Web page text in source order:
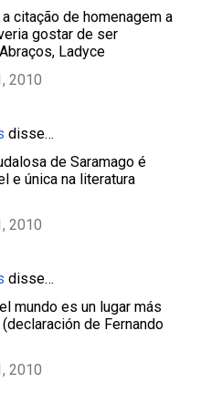
citação de homenagem a
gostar de ser
Ladyce
2010
disse…
de Saramago é
e única na literatura
2010
disse…
mundo es un lugar más
de Fernando
2010